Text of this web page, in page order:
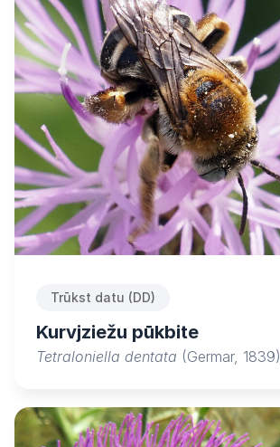
Trūkst datu (DD)
Kurvjziežu pūkbite
Tetraloniella dentata (Germar, 1839)